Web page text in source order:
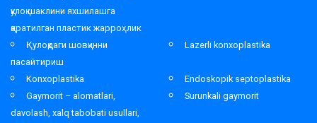
қулоқ шаклини яхшилашга
қаратилган пластик жарроҳлик
Қулоқдаги шовқинни
пасайтириш
Lazerli konxoplastika
Konxoplastika
Endoskopik septoplastika
Gaymorit – alomatlari,
davolash, xalq tabobati usullari,
Surunkali gaymorit